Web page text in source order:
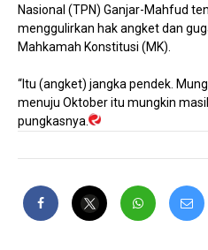
Nasional (TPN) Ganjar-Mahfud
menggulirkan hak angket dan
Mahkamah Konstitusi (MK).
“Itu (angket) jangka pendek.
menuju Oktober itu mungkin
pungkasnya.